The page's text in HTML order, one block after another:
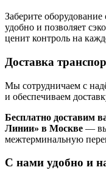
Заберите
удобно и позволяет
ценит контроль на
Доставка
Мы сотрудничаем с
и обеспечиваем
Бесплатно доставим
Линии» в Москве — вы
межтерминальную
С нами удобно и